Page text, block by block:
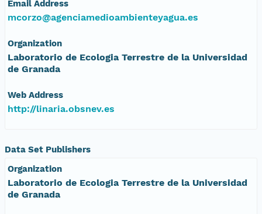
Email Address
mcorzo@agenciamedioambienteyagua.es
Organization
Laboratorio de Ecologia Terrestre de la Universidad
de Granada
Web Address
http://linaria.obsnev.es
Data Set Publishers
Organization
Laboratorio de Ecologia Terrestre de la Universidad
de Granada